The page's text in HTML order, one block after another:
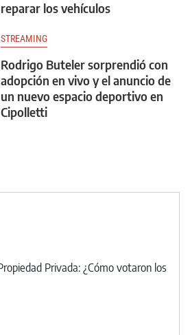
reparar los vehículos
STREAMING
Rodrigo Buteler sorprendió con
adopción en vivo y el anuncio de
un nuevo espacio deportivo en
Cipolletti